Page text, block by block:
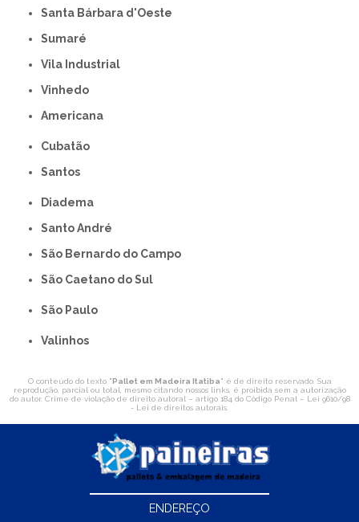
Santa Bárbara d'Oeste
Sumaré
Vila Industrial
Vinhedo
americana
Cubatão
Santos
Diadema
Santo André
São Bernardo do Campo
São Caetano do Sul
São Paulo
Valinhos
O conteúdo do texto " Pallet em Madeira Itatiba" é de direito reservado. Sua
reprodução, parcial ou total, mesmo citando nossos links, é proibida sem a autorização
do autor. Crime de violação de direito autoral – artigo 184 do Código Penal – Lei 9610/98
- Lei de direitos autorais.
ENDEREÇO